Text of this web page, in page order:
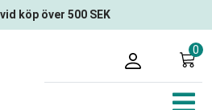
köp över 500 SEK
0